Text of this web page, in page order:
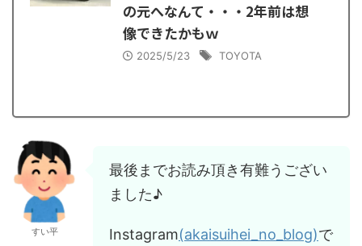
の元へなんて・・・2年前は想
像できたかもｗ
2025/5/23 TOYOTA
すい平
最後までお読み頂き有難うござい
ました♪
Instagram(akaisuihei_no_blog)で